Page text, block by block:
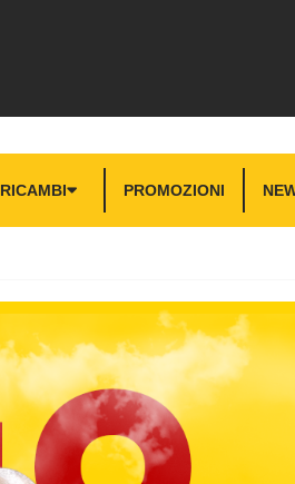
RICAMBI PROMOZIONI